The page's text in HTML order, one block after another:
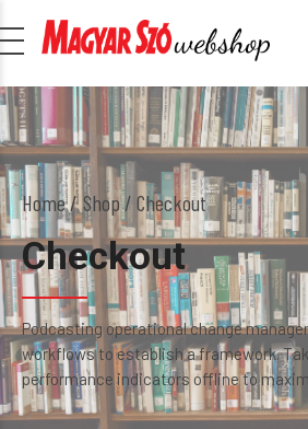
Home Shop/ Checkout
Checkout
Podcasting operational change
workflows to establish a framework.
performance indicators offline to